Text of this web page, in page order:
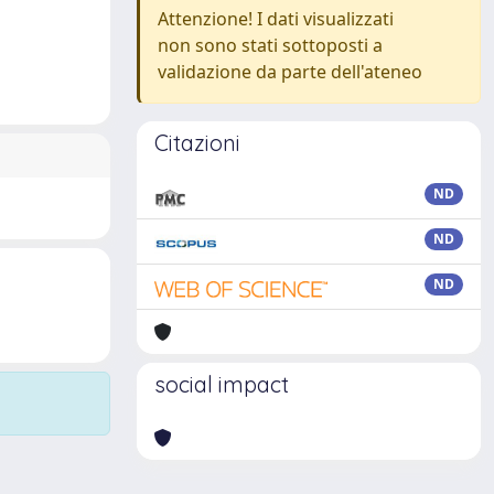
Attenzione! I dati visualizzati
non sono stati sottoposti a
validazione da parte dell'ateneo
Citazioni
ND
ND
ND
social impact